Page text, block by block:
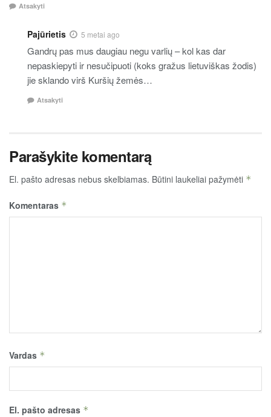
Atsakyti
Pajūrietis 5 metai ago
Gandrų pas mus daugiau negu varlių – kol kas dar
nepaskiepyti ir nesučipuoti (koks gražus lietuviškas žodis)
jie sklando virš Kuršių žemės…
Atsakyti
Parašykite komentarą
El. pašto adresas nebus skelbiamas. Būtini laukeliai pažymėti *
Komentaras *
Vardas *
El. pašto adresas *